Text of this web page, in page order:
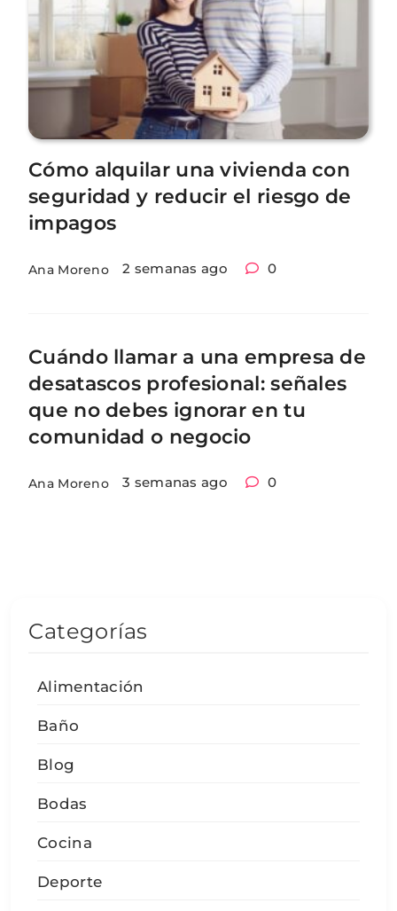
Cómo alquilar una vivienda con
seguridad y reducir el riesgo de
impagos
Ana Moreno 2 semanas ago 0
Cuándo llamar a una empresa de
desatascos profesional: señales
que no debes ignorar en tu
comunidad o negocio
Ana Moreno 3 semanas ago 0
Categorías
Alimentación
Baño
Blog
Bodas
Cocina
Deporte